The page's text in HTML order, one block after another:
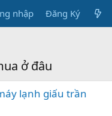
nhập Đăng Ký
ở đâu
lạnh giấu trần